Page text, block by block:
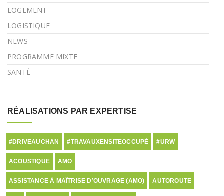
LOGEMENT
LOGISTIQUE
NEWS
PROGRAMME MIXTE
SANTÉ
RÉALISATIONS PAR EXPERTISE
#DRIVEAUCHAN #TRAVAUXENSITEOCCUPÉ #URW
ACOUSTIQUE AMO
ASSISTANCE À MAÎTRISE D’OUVRAGE (AMO) AUTOROUTE